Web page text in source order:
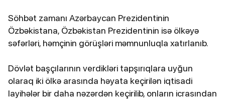
Söhbət zamanı Azərbaycan Prezidentinin
Özbəkistana, Özbəkistan Prezidentinin isə ölkəyə
səfərləri, həmçinin görüşləri məmnunluqla xatırlanıb.
Dövlət başçılarının verdikləri tapşırıqlara uyğun
olaraq iki ölkə arasında həyata keçirilən iqtisadi
layihələr bir daha nəzərdən keçirilib, onların icrasından